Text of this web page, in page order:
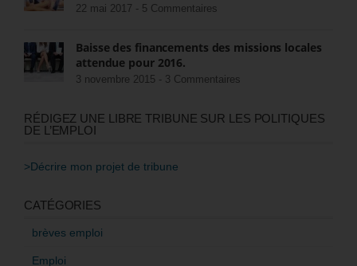
22 mai 2017 - 5 Commentaires
Baisse des financements des missions locales
attendue pour 2016.
3 novembre 2015 - 3 Commentaires
RÉDIGEZ UNE LIBRE TRIBUNE SUR LES POLITIQUES
DE L’EMPLOI
>Décrire mon projet de tribune
CATÉGORIES
brèves emploi
Emploi